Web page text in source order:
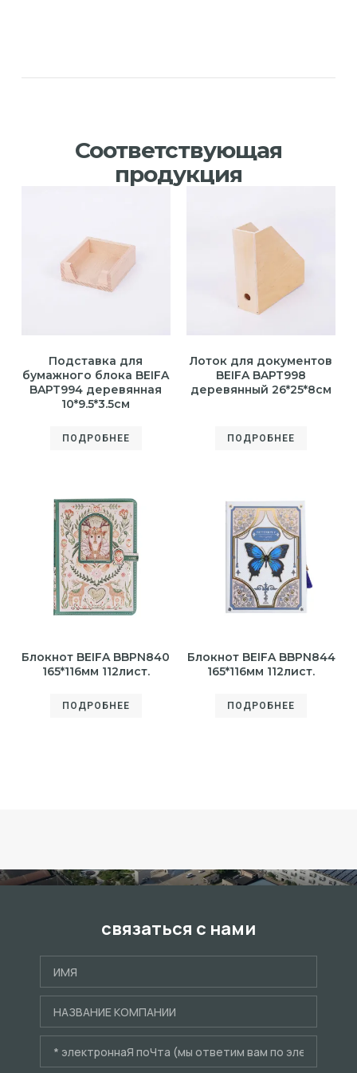
Соответствующая
продукция
Подставка для
бумажного блока BEIFA
BAPT994 деревянная
10*9.5*3.5см
ПОДРОБНЕЕ
Лоток для документов
BEIFA BAPT998
деревянный 26*25*8см
ПОДРОБНЕЕ
Блокнот BEIFA BBPN840
165*116мм 112лист.
ПОДРОБНЕЕ
Блокнот BEIFA BBPN844
165*116мм 112лист.
ПОДРОБНЕЕ
связаться с нами